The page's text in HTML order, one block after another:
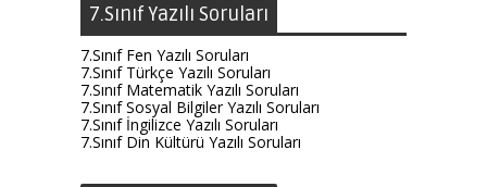
7.Sınıf Yazılı Soruları
7.Sınıf Fen Yazılı Soruları
7.Sınıf Türkçe Yazılı Soruları
7.Sınıf Matematik Yazılı Soruları
7.Sınıf Sosyal Bilgiler Yazılı Soruları
7.Sınıf İngilizce Yazılı Soruları
7.Sınıf Din Kültürü Yazılı Soruları